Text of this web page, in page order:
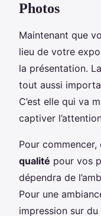
Photos
Maintenant que
lieu de votre
la présentation.
tout aussi
C’est elle qui va
captiver
Pour commencer,
qualité pour vos
dépendra de
Pour une
impression sur